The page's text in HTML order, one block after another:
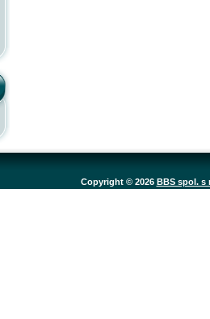
Copyright © 2026 BBS spol. s